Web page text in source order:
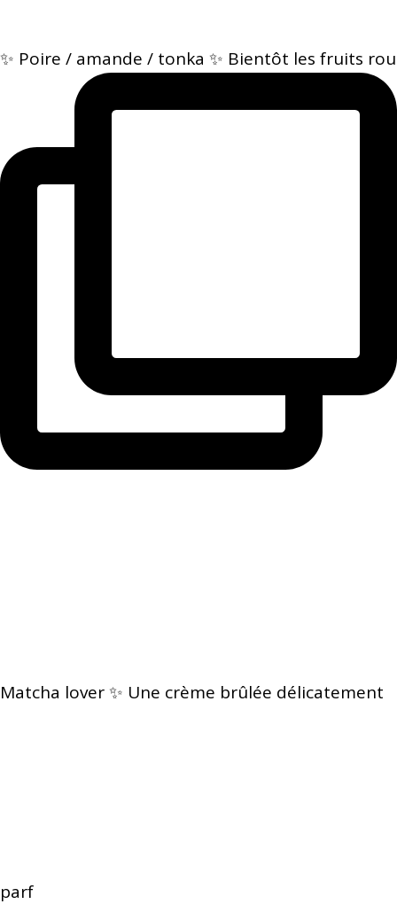
✨ Poire / amande / tonka ✨ Bientôt les fruits rou
Matcha lover ✨ Une crème brûlée délicatement
parf